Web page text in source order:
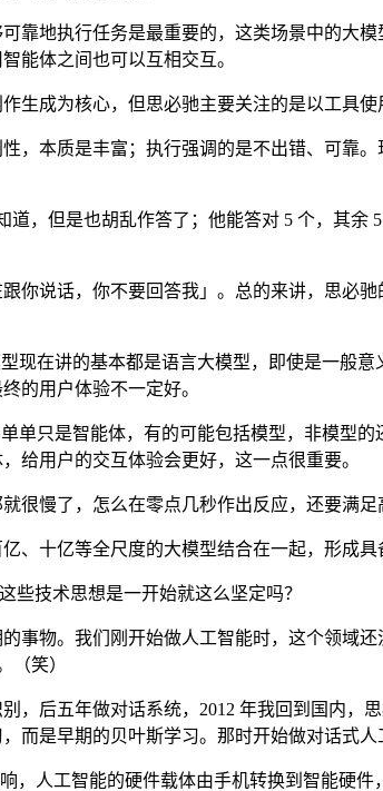
地执行任务是最重要的，这类场景中的大
能体之间也可以互相交互。
成为核心，但思必驰主要关注的是以工具使
本质是丰富；执行强调的是不出错、可靠。
，但是也胡乱作答了；他能答对 5 个，其余
说话，你不要回答我」。总的来讲，思必
在讲的基本都是语言大模型，即使是一般
的用户体验不一定好。
只是智能体，有的可能包括模型，非模型的
给用户的交互体验会更好，这一点很重要。
慢了，怎么在零点几秒作出反应，还要满足
十亿等全尺度的大模型结合在一起，形成具
技术思想是一开始就这么坚定吗？
物。我们刚开始做人工智能时，这个领域还
（笑）
后五年做对话系统，2012 年我回到国内，
而是早期的贝叶斯学习。那时开始做对话式
人工智能的硬件载体由手机转换到智能硬